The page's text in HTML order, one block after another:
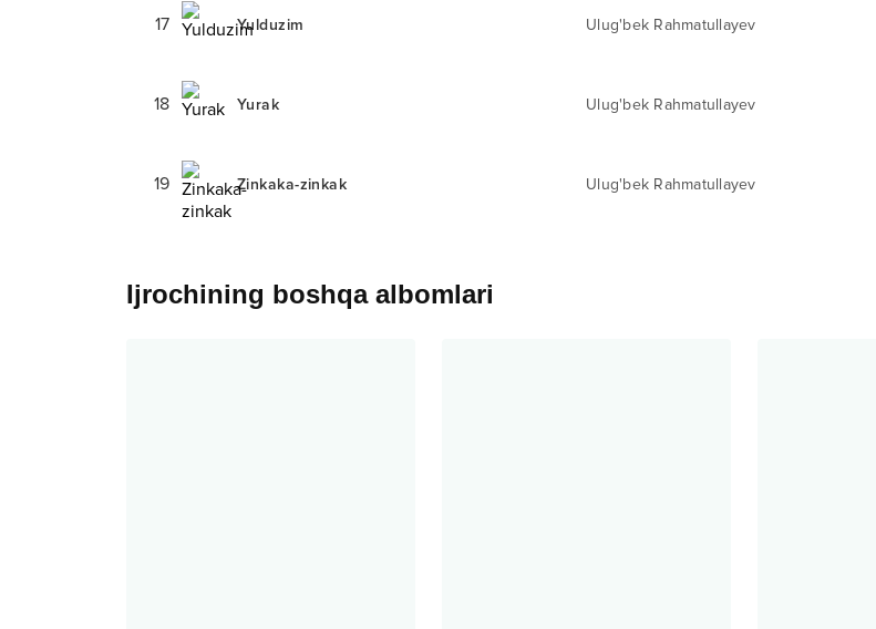
17 Yulduzim Ulug'bek Rahmatullayev
18 Yurak Ulug'bek Rahmatullayev
19 Zinkaka-zinkak Ulug'bek Rahmatullayev
Ijrochining boshqa albomlari